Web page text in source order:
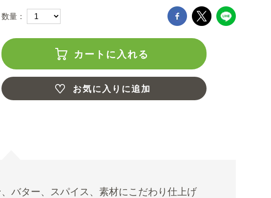
数量：
カートに入れる
お気に入りに追加
バター、スパイス、素材にこだわり仕上げ